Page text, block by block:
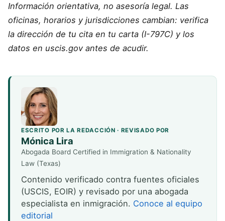
Información orientativa, no asesoría legal. Las
oficinas, horarios y jurisdicciones cambian: verifica
la dirección de tu cita en tu carta (I-797C) y los
datos en uscis.gov antes de acudir.
ESCRITO POR LA REDACCIÓN · REVISADO POR
Mónica Lira
Abogada Board Certified in Immigration & Nationality
Law (Texas)
Contenido verificado contra fuentes oficiales
(USCIS, EOIR) y revisado por una abogada
especialista en inmigración. Conoce al equipo
editorial